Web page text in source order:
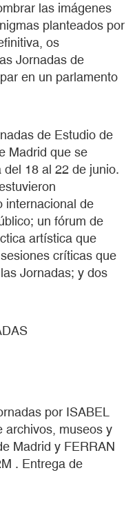
las imágenes
planteados por
os
Jornadas de
en un parlamento
de Estudio de
Madrid que se
18 al 22 de junio.
internacional de
un fórum de
artística que
críticas que
Jornadas; y dos
por ISABEL
archivos, museos y
Madrid y FERRAN
. Entrega de